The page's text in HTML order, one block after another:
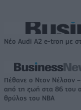
Νέο Audi A2 e-tron με
Πέθανε ο Ντον Νέλσον
από τη ζωή στα 86 του ο
θρύλος του NBA